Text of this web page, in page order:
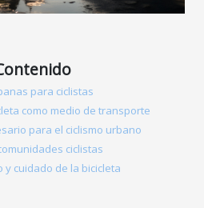
para ciclistas
como medio de transporte
para el ciclismo urbano
ciclistas
y cuidado de la bicicleta